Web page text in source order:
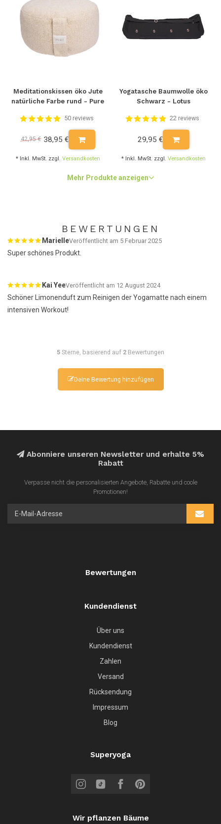
Meditationskissen öko Jute
natürliche Farbe rund - Pure
50 reviews
42,95 € 38,95 €
* Inkl. MwSt. zzgl. Versandkosten
Yogatasche Baumwolle öko
Schwarz - Lotus
22 reviews
29,95 €
* Inkl. MwSt. zzgl. Versandkosten
Mehr Produkte anzeigen
BEWERTUNGEN
MarielleVeröffentlicht am 5 Februar 2025
Super schönes Produkt.
Kai YeeVeröffentlicht am 12 August 2024
Schöner Limonenduft zum Reinigen der Yogamatte nach einem
intensiven Workout!
5 Sterne, basierend auf 2 Bewertungen
Deine Bewertung hinzufügen
Abonniere unseren Newsletter und erhalte 5%
Rabatt
Verpasse nicht die personalisierten Angebote, Rabatte und coole
Promotionen!
Bewertungen
Kundendienst
Über uns
Kundendienst
Zahlen
Versand
Rücksendung
Impressum
Blog
Superyoga
Wir pflanzen Bäume